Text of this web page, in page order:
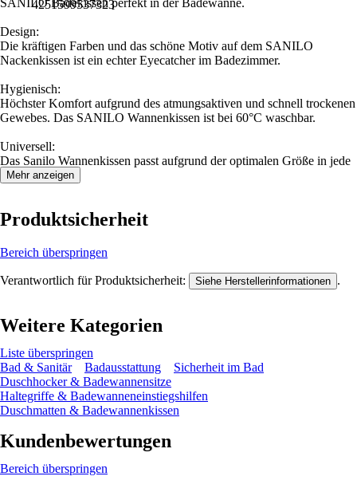
4251599537323
Design:
Die kräftigen Farben und das schöne Motiv auf dem SANILO
Nackenkissen ist ein echter Eyecatcher im Badezimmer.
Hygienisch:
Höchster Komfort aufgrund des atmungsaktiven und schnell trockenen
Gewebes. Das SANILO Wannenkissen ist bei 60°C waschbar.
Universell:
Das Sanilo Wannenkissen passt aufgrund der optimalen Größe in jede
Badewanne.
Mehr anzeigen
Produktsicherheit
Bereich überspringen
Verantwortlich für Produktsicherheit: Siehe Herstellerinformationen .
Weitere Kategorien
Liste überspringen
Bad & Sanitär
Badausstattung
Sicherheit im Bad
Duschhocker & Badewannensitze
Haltegriffe & Badewanneneinstiegshilfen
Duschmatten & Badewannenkissen
Kundenbewertungen
Bereich überspringen